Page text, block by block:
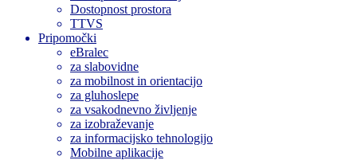
Dostopnost prostora
TTVS
Pripomočki
eBralec
za slabovidne
za mobilnost in orientacijo
za gluhoslepe
za vsakodnevno življenje
za izobraževanje
za informacijsko tehnologijo
Mobilne aplikacije